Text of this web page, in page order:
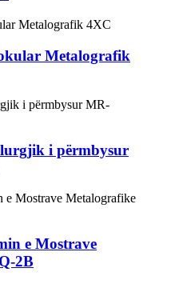
Metalografik
i përmbysur
e Mostrave
2B